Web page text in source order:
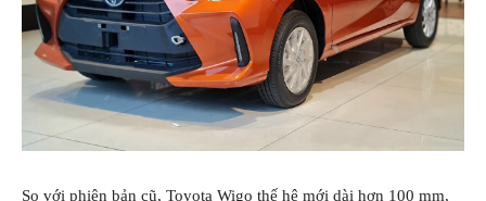
So với phiên bản cũ, Toyota Wigo thế hệ mới dài hơn 100 mm,